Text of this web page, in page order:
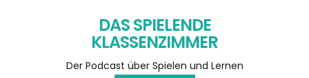
DAS SPIELENDE
KLASSENZIMMER
Der Podcast über Spielen und Lernen